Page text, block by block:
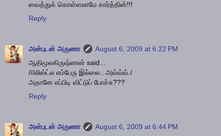
வைத்துக் கொள்ளலாமே கார்த்தின்!!!
Reply
அன்புடன் அருணா
August 6, 2009 at 6:22 PM
ஆதிமூலகிருஷ்ணன் said...
///லிஸ்ட்ல எம்பேரு இல்லை.. அவ்வ்வ்./
அதானே எப்பிடி விட்டுப் போச்சு???
Reply
அன்புடன் அருணா
August 6, 2009 at 6:44 PM